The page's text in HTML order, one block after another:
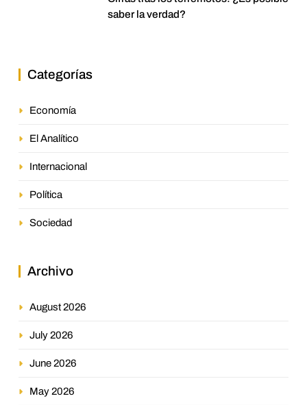
saber la verdad?
Categorías
Economía
El Analítico
Internacional
Política
Sociedad
Archivo
August 2026
July 2026
June 2026
May 2026